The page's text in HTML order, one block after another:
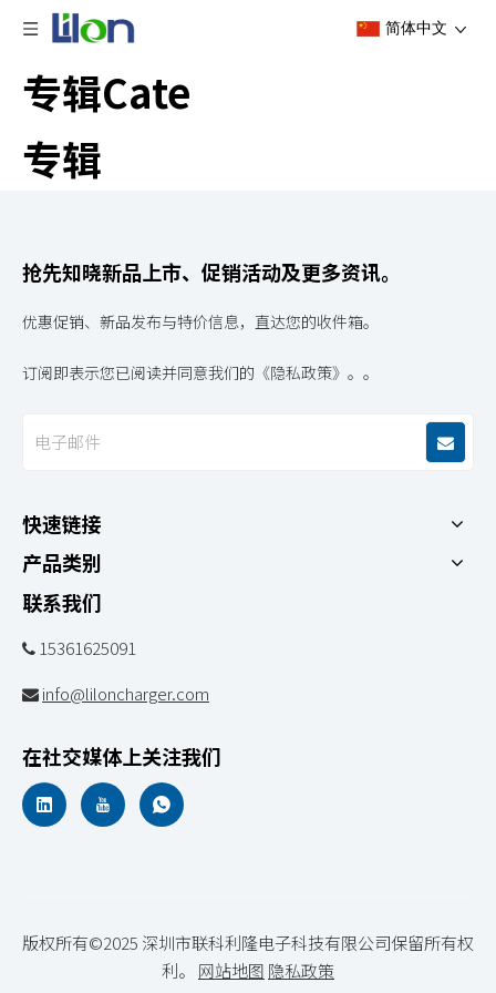
简体中文
专辑Cate
专辑
抢先知晓新品上市、促销活动及更多资讯。
优惠促销、新品发布与特价信息，直达您的收件箱。
订阅即表示您已阅读并同意我们的《隐私政策》。。
快速链接
产品类别
联系我们
 15361625091
 info@liloncharger.com
在社交媒体上关注我们
版权所有©2025 深圳市联科利隆电子科技有限公司保留所有权
利。 网站地图 隐私政策